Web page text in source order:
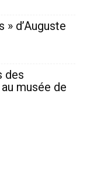
» d’Auguste
des
musée de